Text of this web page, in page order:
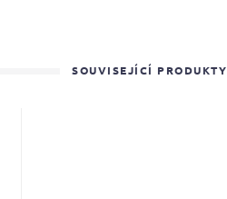
SOUVISEJÍCÍ PRODUKTY